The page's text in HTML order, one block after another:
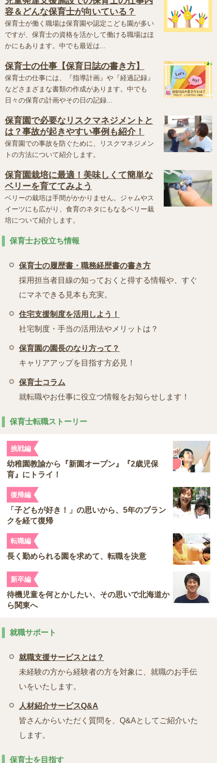
容＆どんな保育士が向いている？
保育士が働く職場は保育園や認定こども園が多い
ですが、保育士の資格を活かして働ける職場はほ
かにもあります。中でも最近は...
保育士の仕事【保育日誌の書き方】
保育士の仕事には、『指導計画』や『経過記録』
などさまざまな書類の作成があります。中でも
日々の保育の計画やその日の記録...
保育園で必要なリスクマネジメントと
は？事故が起きやすい事例も紹介！
保育園での事故を防ぐために、リスクマネジメン
トの方法について紹介します。
保育園栽培に最適！美味しくて簡単な
ベリーを育ててみよう
ベリーの栽培は手間がかかりません。ジャムやス
イーツにも広がり、食育のネタにもなるベリー栽
培について紹介します。
保育士お役立ち情報
保育士の履歴書・職務経歴書の書き方
採用担当者目線の知っておくと得する情報や、すぐ
にマネできる見本も充実。
住宅支援制度を活用しよう！
社宅制度・手当の活用法やメリットは？
保育園の園長のなり方って？
キャリアアップを目指す方必見！
保育士コラム
就転職やお仕事に役立つ情報をお知らせします！
保育士転職ストーリー
挑戦編
幼稚園教諭から『新園オープン』『2歳児保
育』にトライ！
復帰編
「子どもが好き！」の思いから、5年のブラン
クを経て復帰
転職編
長く勤められる園を求めて、転職を決意
新卒編
待機児童を何とかしたい、その思いで北海道か
ら関東へ
就職サポート
就職支援サービスとは？
未経験の方から経験者の方を対象に、就職のお手伝
いをいたします。
人材紹介サービスQ&A
皆さんからいただく質問を、Q&Aとしてご紹介いた
します。
保育士を目指す